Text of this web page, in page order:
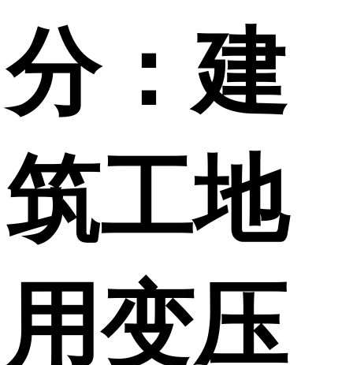
分：建
筑工地
用变压